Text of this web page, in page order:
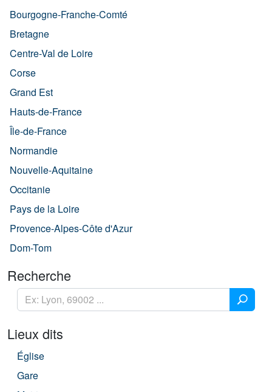
Bourgogne-Franche-Comté
Bretagne
Centre-Val de Loire
Corse
Grand Est
Hauts-de-France
Île-de-France
Normandie
Nouvelle-Aquitaine
Occitanie
Pays de la Loire
Provence-Alpes-Côte d'Azur
Dom-Tom
Recherche
Lieux dits
Église
Gare